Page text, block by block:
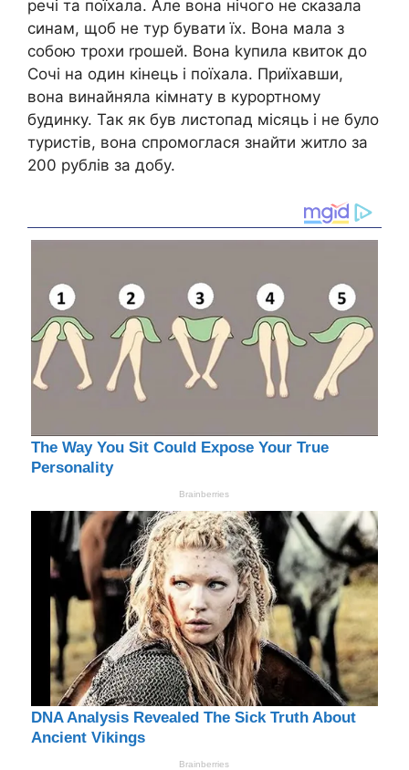
речі та поїхала. Але вона нічого не сказала
синам, щоб не тур бувати їх. Вона мала з
собою трохи rрошей. Вона kупила квиток до
Сочі на один кінець і поїхала. Приїхавши,
вона винайняла кімнату в курортному
будинку. Так як був листопад місяць і не було
туристів, вона спромоглася знайти житло за
200 рублів за добу.